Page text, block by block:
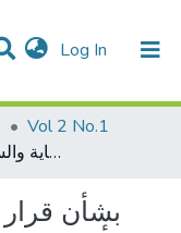
Log In (current)
Vol 2 No.1
بشأن قرار بقانون رقم ٣١ لسنة ٢٠١٨ بشأن الحماية والسلامة الطبية والصحية